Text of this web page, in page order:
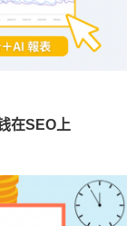
在SEO上